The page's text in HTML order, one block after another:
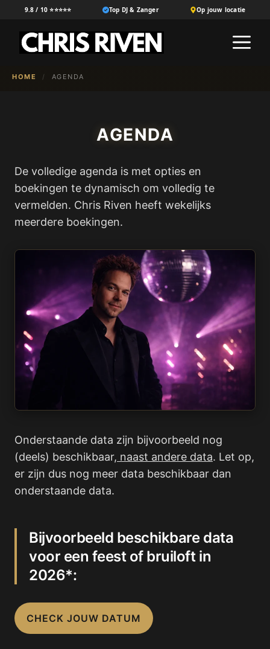
9.8 / 10 ⭐⭐⭐⭐⭐ Top DJ & Zanger Op jouw locatie
HOME / AGENDA
AGENDA
De volledige agenda is met opties en
boekingen te dynamisch om volledig te
vermelden. Chris Riven heeft wekelijks
meerdere boekingen.
Onderstaande data zijn bijvoorbeeld nog
(deels) beschikbaar, naast andere data. Let op,
er zijn dus nog meer data beschikbaar dan
onderstaande data.
Bijvoorbeeld beschikbare data
voor een feest of bruiloft in
2026*:
CHECK JOUW DATUM